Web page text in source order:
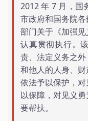
2012 年 7 月，国
市政府和国务院
部门关于《加强
认真贯彻执行。
责、法定义务之
和他人的人身、
依法予以保护，
以保障，对见义
要帮扶。